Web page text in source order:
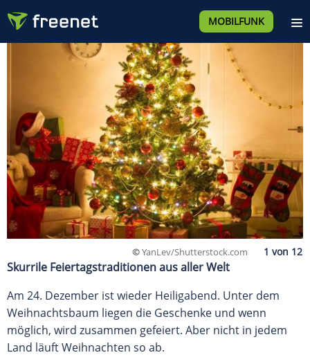
MOBILFUNK
©YanLev/Shutterstock.com
Skurrile Feiertagstraditionen aus aller Welt
Am 24. Dezember ist wieder Heiligabend. Unter dem
Weihnachtsbaum liegen die Geschenke und wenn
möglich, wird zusammen gefeiert. Aber nicht in jedem
Land läuft Weihnachten so ab.